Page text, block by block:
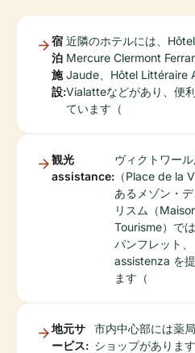
宿
泊
施
設:
近隣のホテルには、Hôtel
Mercure Clermont
Jaude、Hôtel Littéraire
Vialatteなどがあり、便
ています（
観光
assistance:
ヴィクトワー
（Place de la
あるメゾン・
リスム（
Tourisme）では
パンフレット、
assistenza を
ます（
地元サ
ービス:
市内中心部には薬
ショップがありま